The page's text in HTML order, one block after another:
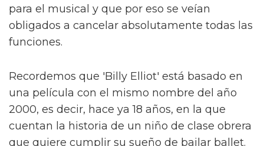
para el musical y que por eso se veían
obligados a cancelar absolutamente todas las
funciones.
Recordemos que 'Billy Elliot' está basado en
una película con el mismo nombre del año
2000, es decir, hace ya 18 años, en la que
cuentan la historia de un niño de clase obrera
que quiere cumplir su sueño de bailar ballet.